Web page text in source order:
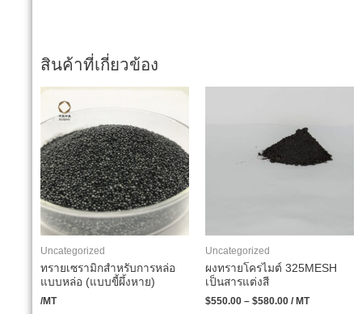
สินค้าที่เกี่ยวข้อง
Uncategorized
ทรายเซรามิกสำหรับการหล่อ
แบบหล่อ (แบบขี้ผึ้งหาย)
/MT
Uncategorized
ผงทรายโครไมต์ 325MESH
เป็นสารแต่งสี
$550.00 – $580.00 / MT